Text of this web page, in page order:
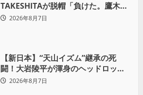
TAKESHITAが脱帽「負けた。鷹木信
悟、強いわ！」
2026年8月7日
【新日本】“天山イズム”継承の死
闘！大岩陵平が渾身のヘッドロック
で後藤洋央紀からタップ奪取 執念の
2026年8月7日